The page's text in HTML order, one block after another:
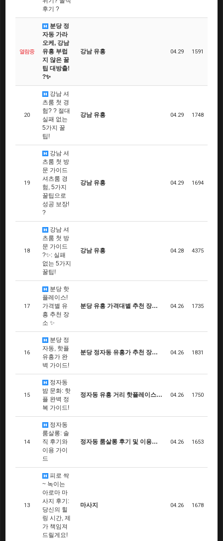
후기 ?
열람중
분당 정
자동 가라
오케, 강남
유흥 부럽
지 않은 꿀
팁 대방출!
?✨
강남 유흥 04.29 1591
20
강남 셔
츠룸 첫 경
험? ? 절대
실패 없는
5가지 꿀
팁!
강남 유흥 04.29 1748
19
강남 셔
츠룸 첫 방
문 가이드
셔츠룸 경
험, 5가지
꿀팁으로
성공 보장!
?
강남 유흥 04.29 1694
18
강남 셔
츠룸 첫 방
문 가이드
?✨: 실패
없는 5가지
꿀팁!
강남 유흥 04.28 4375
17
분당 핫
플레이스!
가격별 유
흥 추천 장
소 ✨
분당 유흥 가격대별 추천 장… 04.26 1735
16
분당 정
자동, 핫플
유흥가 완
벽 가이드!
분당 정자동 유흥가 추천 장… 04.26 1831
15
정자동
밤 문화: 핫
플 완벽 정
복 가이드!
정자동 유흥 거리 핫플레이스… 04.26 1750
14
정자동
룸살롱: 솔
직 후기와
이용 가이
드
정자동 룸살롱 후기 및 이용… 04.26 1653
13
피로 싹
~ 녹이는
아로마 마
사지 후기:
당신의 힐
링 시간, 제
가 책임져
드릴게요!
마사지 04.26 1678